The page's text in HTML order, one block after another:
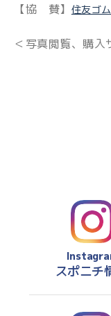
【協 賛】 住友ゴ
＜写真閲覧、購入
スポニチ